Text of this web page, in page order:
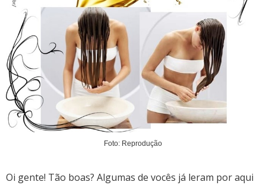
Foto: Reprodução
Oi gente! Tão boas? Algumas de vocês já leram por aqui